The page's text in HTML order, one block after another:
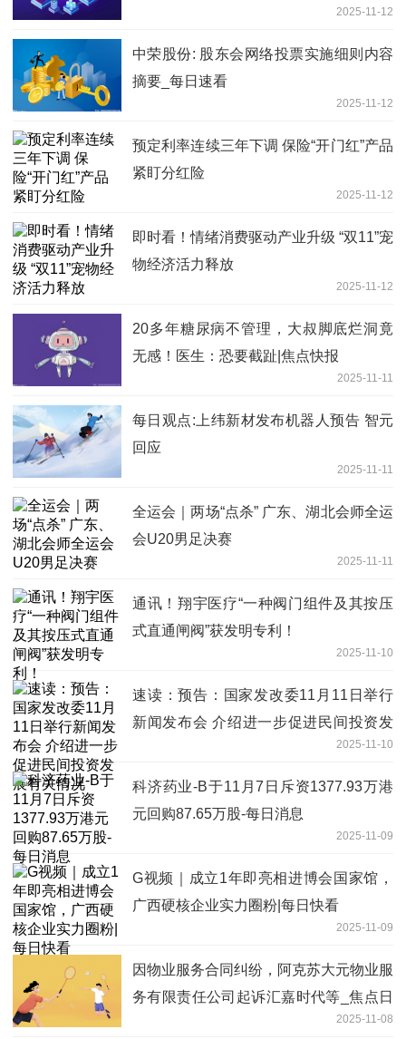
2025-11-12
中荣股份: 股东会网络投票实施细则内容
摘要_每日速看
2025-11-12
预定利率连续三年下调 保险“开门红”产品
紧盯分红险
2025-11-12
即时看！情绪消费驱动产业升级 “双11”宠
物经济活力释放
2025-11-12
20多年糖尿病不管理，大叔脚底烂洞竟
无感！医生：恐要截趾|焦点快报
2025-11-11
每日观点:上纬新材发布机器人预告 智元
回应
2025-11-11
全运会｜两场“点杀” 广东、湖北会师全运
会U20男足决赛
2025-11-11
通讯！翔宇医疗“一种阀门组件及其按压
式直通闸阀”获发明专利！
2025-11-10
速读：预告：国家发改委11月11日举行
新闻发布会 介绍进一步促进民间投资发
2025-11-10
科济药业-B于11月7日斥资1377.93万港
元回购87.65万股-每日消息
2025-11-09
G视频｜成立1年即亮相进博会国家馆，
广西硬核企业实力圈粉|每日快看
2025-11-09
因物业服务合同纠纷，阿克苏大元物业服
务有限责任公司起诉汇嘉时代等_焦点日
2025-11-08